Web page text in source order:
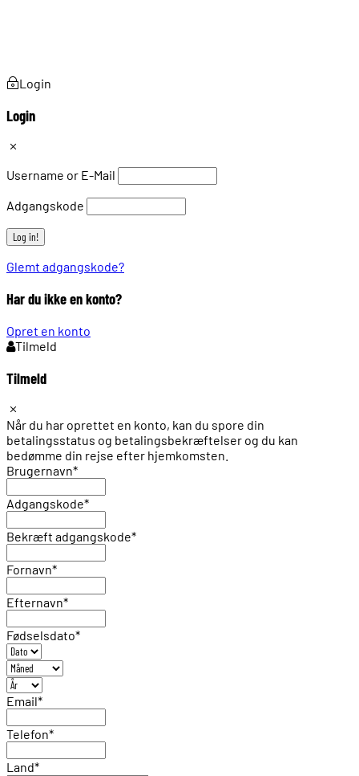
Login
Login
Username or E-Mail
Adgangskode
Glemt adgangskode?
Har du ikke en konto?
Opret en konto
Tilmeld
Tilmeld
Når du har oprettet en konto, kan du spore din
betalingsstatus og betalingsbekræftelser og du kan
bedømme din rejse efter hjemkomsten.
Brugernavn*
Adgangskode*
Bekræft adgangskode*
Fornavn*
Efternavn*
Fødselsdato*
Email*
Telefon*
Land*